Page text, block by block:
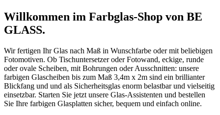
Willkommen im Farbglas-Shop von BE
GLASS.
Wir fertigen Ihr Glas nach Maß in Wunschfarbe oder mit beliebigen
Fotomotiven. Ob Tischuntersetzer oder Fotowand, eckige, runde
oder ovale Scheiben, mit Bohrungen oder Ausschnitten: unsere
farbigen Glascheiben bis zum Maß 3,4m x 2m sind ein brillianter
Blickfang und und als Sicherheitsglas enorm belastbar und vielseitig
einsetzbar. Starten Sie jetzt unsere Glas-Assistenten und bestellen
Sie Ihre farbigen Glasplatten sicher, bequem und einfach online.